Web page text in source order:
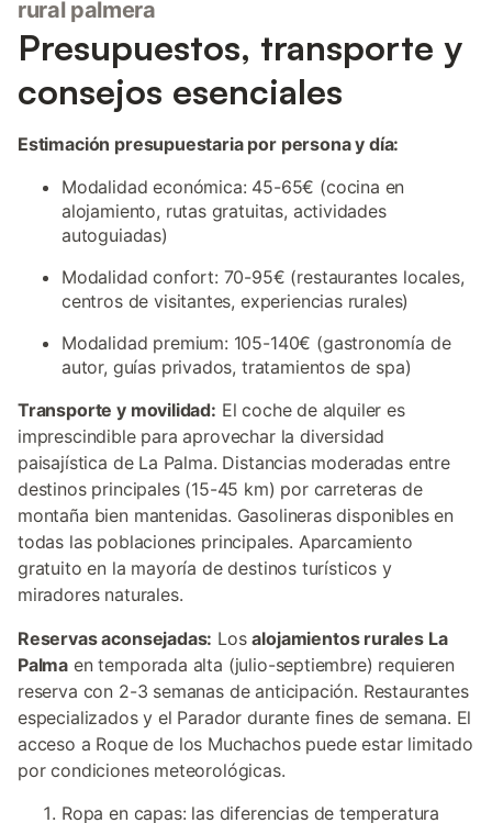
rural palmera
Presupuestos, transporte y
consejos esenciales
Estimación presupuestaria por persona y día:
Modalidad económica: 45-65€ (cocina en
alojamiento, rutas gratuitas, actividades
autoguiadas)
Modalidad confort: 70-95€ (restaurantes locales,
centros de visitantes, experiencias rurales)
Modalidad premium: 105-140€ (gastronomía de
autor, guías privados, tratamientos de spa)
Transporte y movilidad: El coche de alquiler es
imprescindible para aprovechar la diversidad
paisajística de La Palma. Distancias moderadas entre
destinos principales (15-45 km) por carreteras de
montaña bien mantenidas. Gasolineras disponibles en
todas las poblaciones principales. Aparcamiento
gratuito en la mayoría de destinos turísticos y
miradores naturales.
Reservas aconsejadas: Losalojamientos rurales La
Palma en temporada alta (julio-septiembre) requieren
reserva con 2-3 semanas de anticipación. Restaurantes
especializados y el Parador durante fines de semana. El
acceso a Roque de los Muchachos puede estar limitado
por condiciones meteorológicas.
Ropa en capas: las diferencias de temperatura